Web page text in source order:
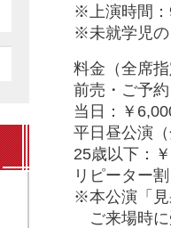
※上演時間
※未就学児の
料金（全席
前売・ご予
当日：￥
平日昼公演
25歳以下：
リピーター
※本公演「見
ご来場時に